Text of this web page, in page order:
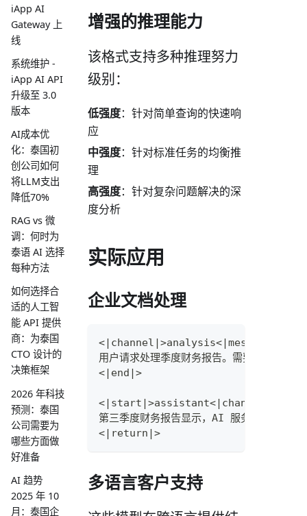
iApp AI
Gateway 上
线
系统维护 -
iApp AI API
升级至 3.0
版本
AI成本优
化：泰国初
创公司如何
将LLM支出
降低70%
RAG vs 微
调：何时为
泰语 AI 选择
每种方法
如何选择合
适的人工智
能 API 提供
商：为泰国
CTO 设计的
决策框架
2026 年科技
预测：泰国
公司需要为
哪些方面做
好准备
AI 趋势
2025 年 10
月：泰国企
增强的推理能力
该格式支持多种推理努力
级别：
低强度：针对简单查询的快速响
应
中强度：针对标准任务的均衡推
理
高强度：针对复杂问题解决的深
度分析
实际应用
企业文档处理
<|channel|>analysis<|message|>
用户请求处理季度财务报告。需要分析文档
<|end|>
第三季度财务报告显示，AI 服务部门的收入
<|return|>
多语言客户支持